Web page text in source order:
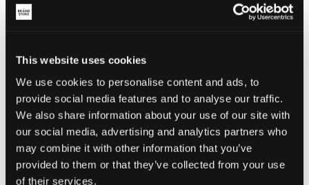
This website uses cookies
We use cookies to personalise content and ads, to
provide social media features and to analyse our traffic.
We also share information about your use of our site with
our social media, advertising and analytics partners who
may combine it with other information that you’ve
provided to them or that they’ve collected from your use
of their services.
De maat lijkt
MAATTABEL
KIES EEN MAAT